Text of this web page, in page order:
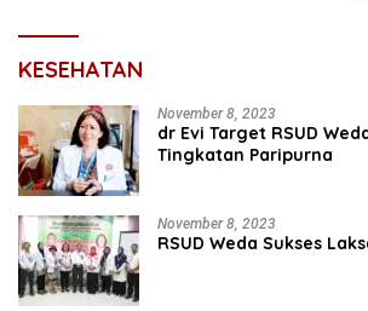
KESEHATAN
November 8, 2023
dr Evi Target RSUD
Tingkatan Paripurna
November 8, 2023
RSUD Weda Sukses